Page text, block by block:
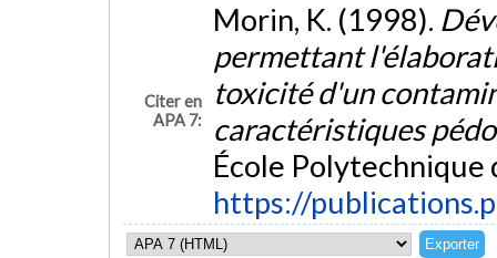
Citer en
APA 7:
Morin, K. (1998).
permettant
toxicité d'un
caractéristiques
École
https://